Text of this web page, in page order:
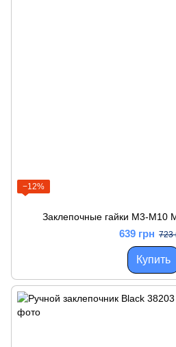
−12%
Заклепочные гайки M3-M10
639 грн 723
Купить